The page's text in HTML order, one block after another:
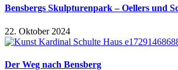
Bensbergs Skulpturenpark – Oellers und
22. Oktober 2024
Der Weg nach Bensberg